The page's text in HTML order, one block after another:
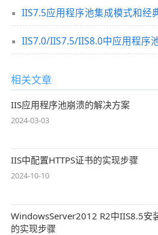
IIS7.5应用程序池集成模式和经
IIS7.0/IIS7.5/IIS8.0中应用程序
相关文章
IIS应用程序池崩溃的解决方案
2024-03-03
IIS中配置HTTPS证书的实现步骤
2024-10-10
WindowsServer2012 R2中IIS8.5安
的实现步骤